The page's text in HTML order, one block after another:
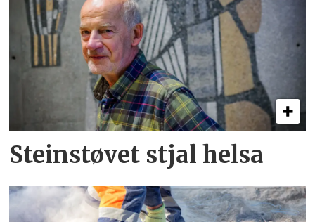
steinstøv
Steinstøvet stjal helsa